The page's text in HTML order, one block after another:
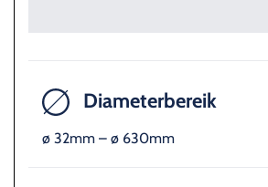
Diameterbereik
ø 32mm – ø 630mm